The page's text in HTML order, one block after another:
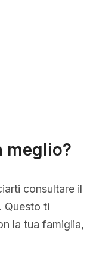
meglio?
consultare il
Questo ti
la tua famiglia,